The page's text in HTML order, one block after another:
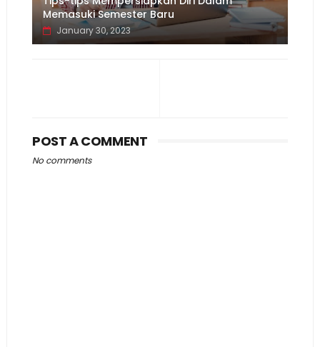
Memasuki Semester Baru
January 30, 2023
POST A COMMENT
No comments